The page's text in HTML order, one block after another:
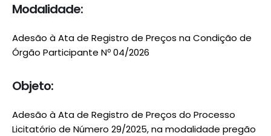
Modalidade:
Adesão à Ata de Registro de Preços na Condição de
Órgão Participante Nº 04/2026
Objeto:
Adesão à Ata de Registro de Preços do Processo
Licitatório de Número 29/2025, na modalidade pregão